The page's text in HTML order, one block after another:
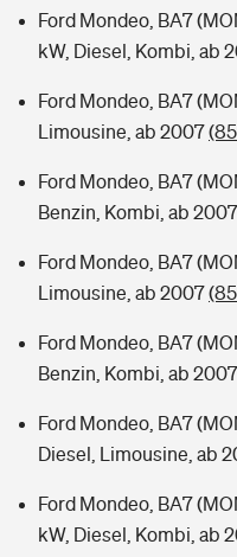
Ford Mondeo, BA7
kW, Diesel, Kombi, ab
Ford Mondeo, BA7
Limousine, ab 2007
Ford Mondeo, BA7
Benzin, Kombi, ab 2007
Ford Mondeo, BA7
Limousine, ab 2007
Ford Mondeo, BA7
Benzin, Kombi, ab 2007
Ford Mondeo, BA7
Diesel, Limousine, ab
Ford Mondeo, BA7
kW, Diesel, Kombi, ab